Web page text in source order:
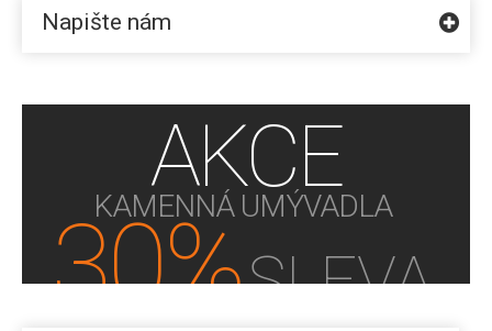
Napište nám
AKCE
KAMENNÁ UMÝVADLA
30%SLEVA